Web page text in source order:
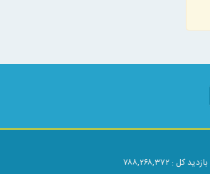
بازدید کل : ۷۸۸,۲۶۸,۳۷۲